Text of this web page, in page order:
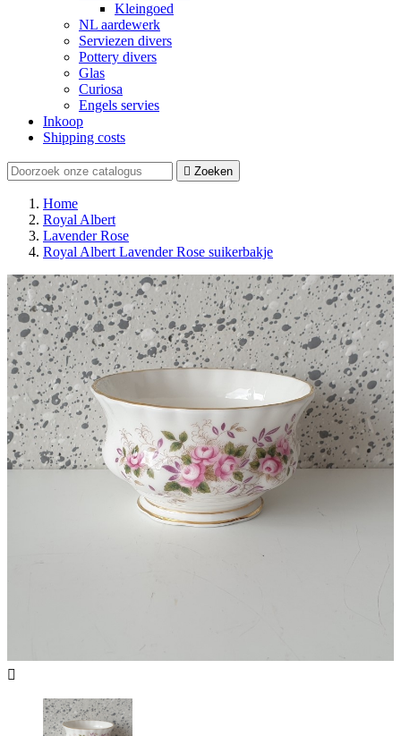
Kleingoed
NL aardewerk
Serviezen divers
Pottery divers
Glas
Curiosa
Engels servies
Inkoop
Shipping costs
 Zoeken
Home
Royal Albert
Lavender Rose
Royal Albert Lavender Rose suikerbakje
